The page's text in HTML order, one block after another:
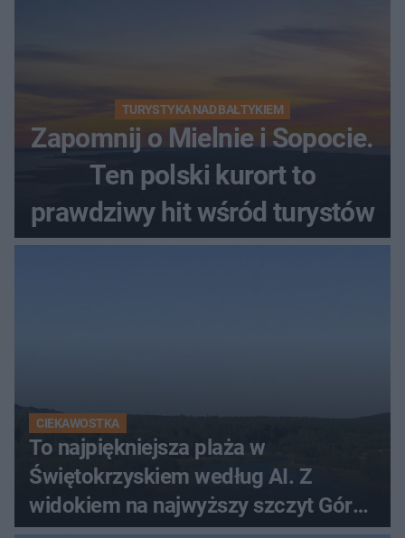
TURYSTYKA NAD BAŁTYKIEM
Zapomnij o Mielnie i Sopocie.
Ten polski kurort to
prawdziwy hit wśród turystów
CIEKAWOSTKA
To najpiękniejsza plaża w
Świętokrzyskiem według AI. Z
widokiem na najwyższy szczyt Gór